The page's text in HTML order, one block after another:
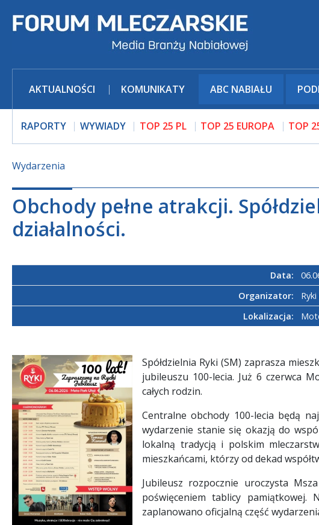
AKTUALNOŚCI KOMUNIKATY ABC NABIAŁU
RAPORTY WYWIADY TOP 25 PL TOP 25 EUROPA TOP
Wydarzenia
Obchody pełne atrakcji.
działalności.
Data:
Organizator:
Lokalizacja:
Spółdzielnia Ryki (SM) zaprasza
jubileuszu 100-lecia. Już 6 czerwca
całych rodzin.
Centralne obchody 100-lecia będą
wydarzenie stanie się okazją do
lokalną tradycją i polskim
mieszkańcami, którzy od dekad
Jubileusz rozpocznie uroczysta
poświęceniem tablicy
zaplanowano oficjalną część